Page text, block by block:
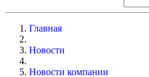
Главная
Новости
Новости компании